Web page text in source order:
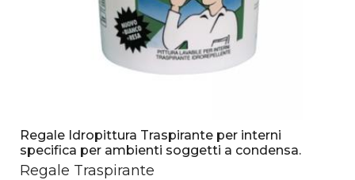
Regale Idropittura Traspirante per interni
specifica per ambienti soggetti a condensa.
Regale Traspirante